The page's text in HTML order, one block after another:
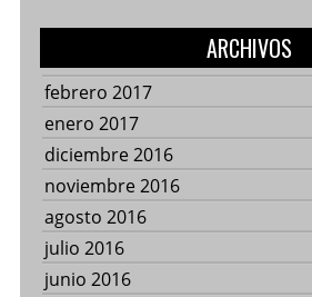
ARCHIVOS
febrero 2017
enero 2017
diciembre 2016
noviembre 2016
agosto 2016
julio 2016
junio 2016